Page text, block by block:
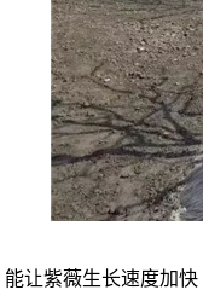
能让紫薇生长速度加快